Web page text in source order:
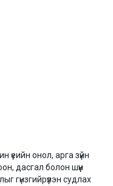
үеийн онол, арга зүйн
дасгал болон шүүн
гүнзгийрүүлэн судлах